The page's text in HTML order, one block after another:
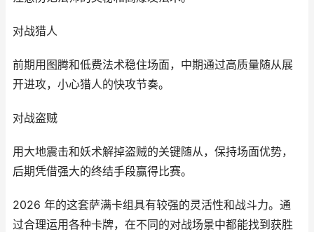
对战猎人
前期用图腾和低费法术稳住场面，中期通过高质量随从展
开进攻，小心猎人的快攻节奏。
对战盗贼
用大地震击和妖术解掉盗贼的关键随从，保持场面优势，
后期凭借强大的终结手段赢得比赛。
2026 年的这套萨满卡组具有较强的灵活性和战斗力。通
过合理运用各种卡牌，在不同的对战场景中都能找到获胜